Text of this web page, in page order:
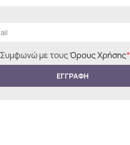
Συμφωνώ με τουςΌρους Χρήσης*
ΕΓΓΡΑΦΗ